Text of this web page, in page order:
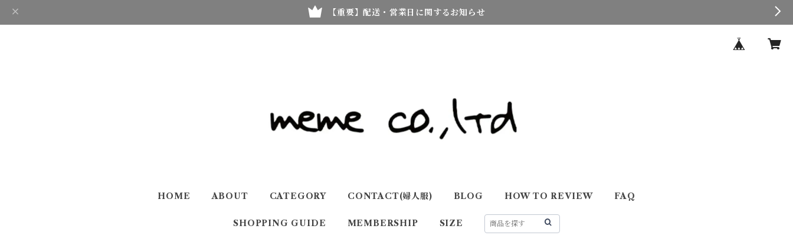
【重要】配送・営業日に関するお知らせ
HOME ABOUT CATEGORY CONTACT(婦人服) BLOG HOW TO REVIEW FAQ
SHOPPING GUIDE MEMBERSHIP SIZE